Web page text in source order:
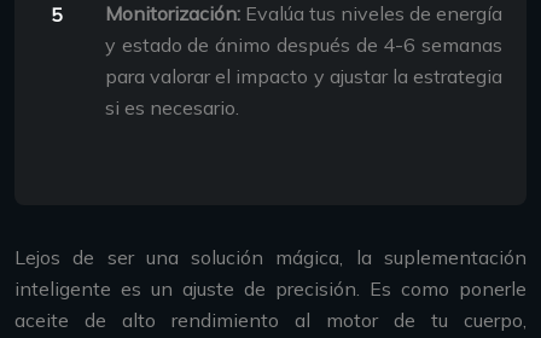
Monitorización: Evalúa tus niveles de energía
y estado de ánimo después de 4-6 semanas
para valorar el impacto y ajustar la estrategia
si es necesario.
Lejos de ser una solución mágica, la suplementación
inteligente es un ajuste de precisión. Es como ponerle
aceite de alto rendimiento al motor de tu cuerpo,